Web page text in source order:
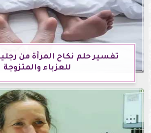
تفسير حلم نكاح المرأة من
للعزباء والمتزوجة